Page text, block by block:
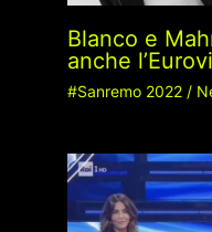
Blanco e
anche
#Sanremo 2022/